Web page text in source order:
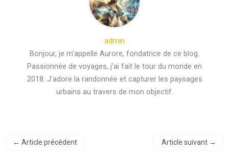
admin
Bonjour, je m'appelle Aurore, fondatrice de ce blog.
Passionnée de voyages, j'ai fait le tour du monde en
2018. J'adore la randonnée et capturer les paysages
urbains au travers de mon objectif.
← Article précédent Article suivant →